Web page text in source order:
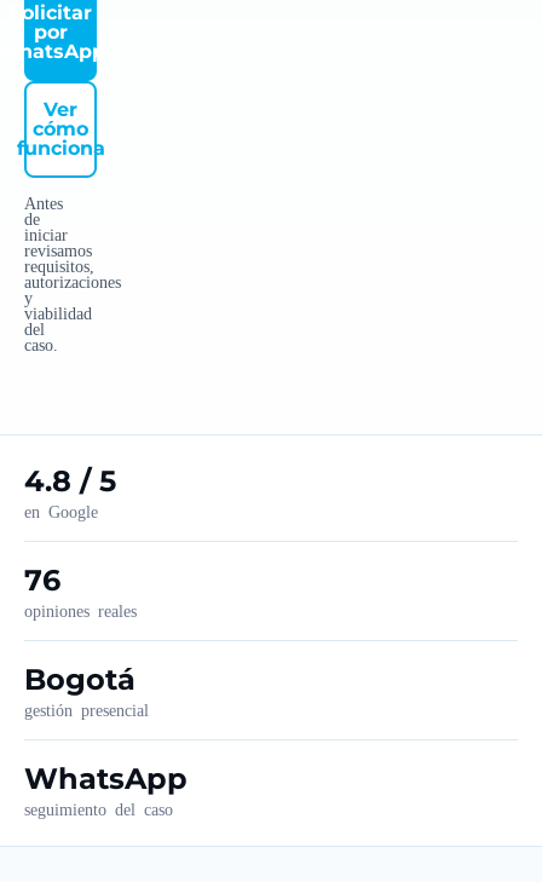
Solicitar
por
Ver
cómo
funciona
Antes
de
iniciar
revisamos
requisitos,
autorizaciones
y
viabilidad
del
caso.
4.8 / 5
en Google
76
opiniones reales
Bogotá
gestión presencial
WhatsApp
seguimiento del caso